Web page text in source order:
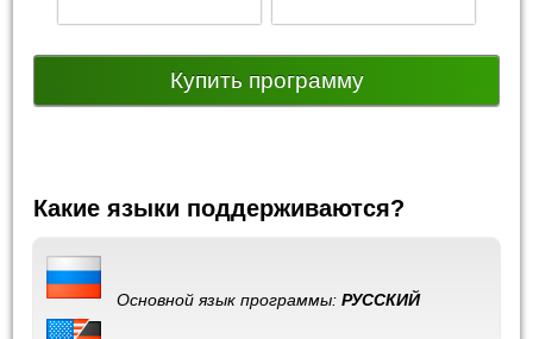
Купить программу
Какие языки поддерживаются?
Основной язык программы:РУССКИЙ